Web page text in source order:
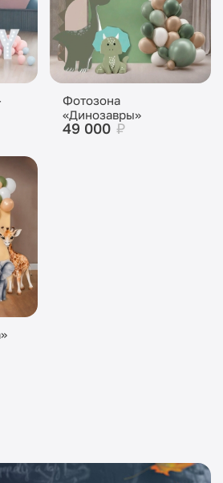
Фотозона
«Динозавры»
49 000 ₽